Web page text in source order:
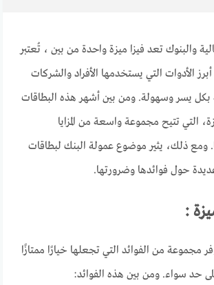
والبنوك تعد فيزا ميزة واحدة من بين ، تُعتبر
الأدوات التي يستخدمها الأفراد والشركات
بكل يسر وسهولة. ومن بين أشهر هذه البطاقات
التي تتيح مجموعة واسعة من المزايا
ومع ذلك، يثير موضوع عمولة البنك لبطاقات
حول فوائدها وضرورتها.
:
مجموعة من الفوائد التي تجعلها خيارًا ممتازًا
حد سواء. ومن بين هذه الفوائد: